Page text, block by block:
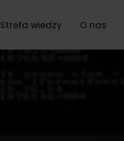
Strefa wiedzy O nas